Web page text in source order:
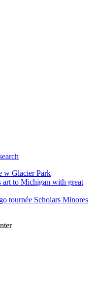
w Glacier Park
art to Michigan with great
tournée Scholars Minores